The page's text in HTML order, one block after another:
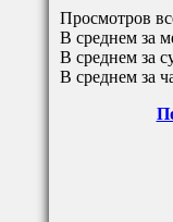
Просмотров
В среднем за
В среднем за
В среднем за